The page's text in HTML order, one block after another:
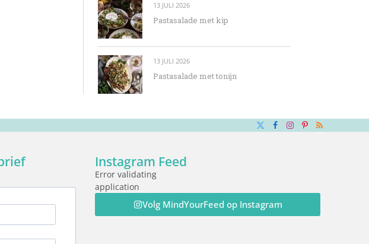
13 JULI 2026
Pastasalade met kip
13 JULI 2026
Pastasalade met tonijn
X
Facebook
Instagram
Pinterest
RSS
Instagram Feed
Error validating
application
Volg MindYourFeed op Instagram